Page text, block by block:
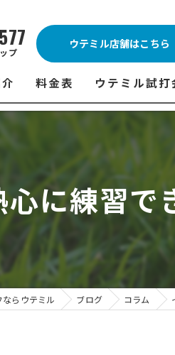
プ
ウテミル店舗はこちら
ルフ Caddy
(SUZU4-GOLFCLUB)
料金表
浦安駅前店 料金表
市原インドアゴルフ 料金表
ウテミルスクール高崎店 料金
サポート店舗 料金表
シミュレーションゴルフ
ウテミル試打
ウテミル試打会
ウテミル試打会
フィッテイング
よくある質問
試打会開催受付
に練習で
らウテミル ブログ コラム